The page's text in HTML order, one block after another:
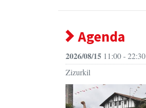
Agenda
2026/08/15 11:00 - 22:30
Zizurkil